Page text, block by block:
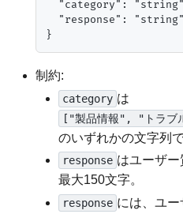
"category":
  "response": "string"
制約:
category は
["製品情報", "トラブ
のいずれかの文字列
response はユーザー
最大150文字。
response には、ユ